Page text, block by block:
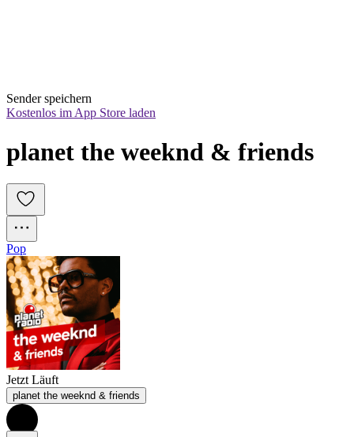
Sender speichern
Kostenlos im App Store laden
planet the weeknd & friends
Pop
Jetzt Läuft
planet the weeknd & friends